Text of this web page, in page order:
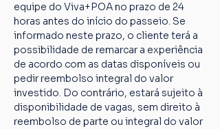
equipe do Viva+POA no prazo de 24
horas antes do início do passeio. Se
informado neste prazo, o cliente terá a
possibilidade de remarcar a experiência
de acordo com as datas disponíveis ou
pedir reembolso integral do valor
investido. Do contrário, estará sujeito à
disponibilidade de vagas, sem direito à
reembolso de parte ou integral do valor